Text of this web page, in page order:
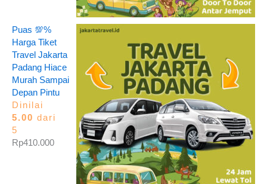
Puas 💯%
Harga Tiket
Travel Jakarta
Padang Hiace
Murah Sampai
Depan Pintu
Dinilai
5.00 dari
5
Rp410.000